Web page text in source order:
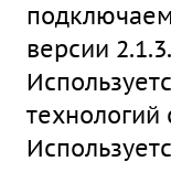
версии
технологий